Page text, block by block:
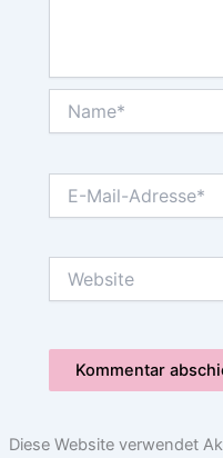
Mail-
Diese Website verwendet